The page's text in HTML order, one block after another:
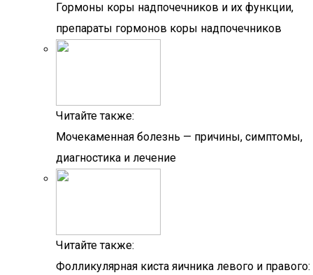
Гормоны коры надпочечников и их функции,
препараты гормонов коры надпочечников
Читайте также:
Мочекаменная болезнь — причины, симптомы,
диагностика и лечение
Читайте также:
Фолликулярная киста яичника левого и правого: